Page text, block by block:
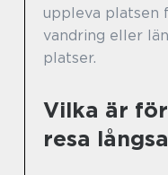
uppleva platsen
vandring eller
platser.
Vilka är
resa